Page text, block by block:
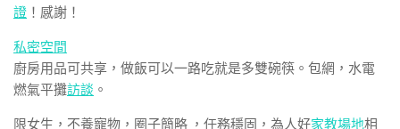
證 ！感謝！
私密空間
廚房用品可共享，做飯可以一路吃就是多雙碗筷。包網，水電
燃氣平攤訪談 。
限女生，不養寵物，圈子簡略 ，任務穩固，為人好家教場地相